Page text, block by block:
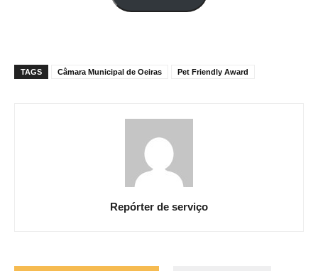
TAGS Câmara Municipal de Oeiras Pet Friendly Award
Repórter de serviço